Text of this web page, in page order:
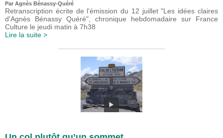
Par Agnès Bénassy-Quéré
Retranscription écrite de l'émission du 12 juillet "Les idées claires
d'Agnès Bénassy Quéré", chronique hebdomadaire sur France
Culture le jeudi matin à 7h38
Lire la suite >